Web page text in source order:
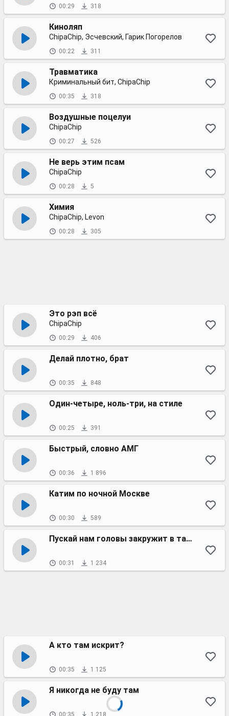
00:29 318
Киноляп
ChipaChip, Эсчевский, Гарик Погорелов
00:22 311
Травматика
Криминальный бит, ChipaChip
00:35 318
Воздушные поцелуи
ChipaChip
00:27 526
Не верь этим псам
ChipaChip
00:28 5
Химия
ChipaChip, Levon
00:28 305
Это рэп всё
ChipaChip
00:29 406
Делай плотно, брат
00:35 848
Один-четыре, ноль-три, на стиле
00:25 391
Быстрый, словно АМГ
00:36 1 896
Катим по ночной Москве
00:30 589
Пускай нам головы закружит в танце
00:31 1 234
А кто там искрит?
00:35 1 125
Я никогда не буду там
00:35 1 218